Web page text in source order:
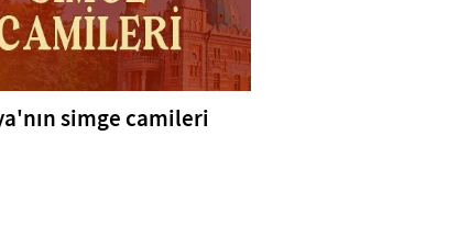
simge camileri